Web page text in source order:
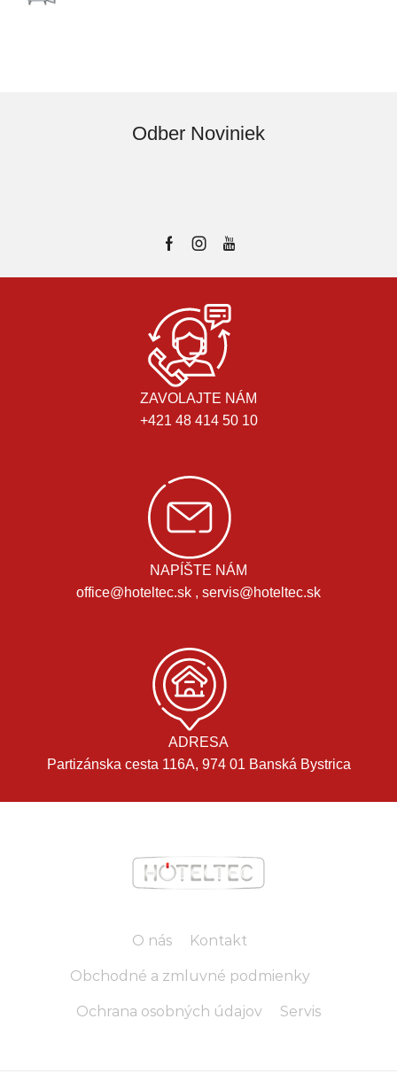
Odber Noviniek
ZAVOLAJTE NÁM
+421 48 414 50 10
NAPÍŠTE NÁM
office@hoteltec.sk , servis@hoteltec.sk
ADRESA
Partizánska cesta 116A, 974 01 Banská Bystrica
O nás Kontakt
Obchodné a zmluvné podmienky
Ochrana osobných údajov Servis